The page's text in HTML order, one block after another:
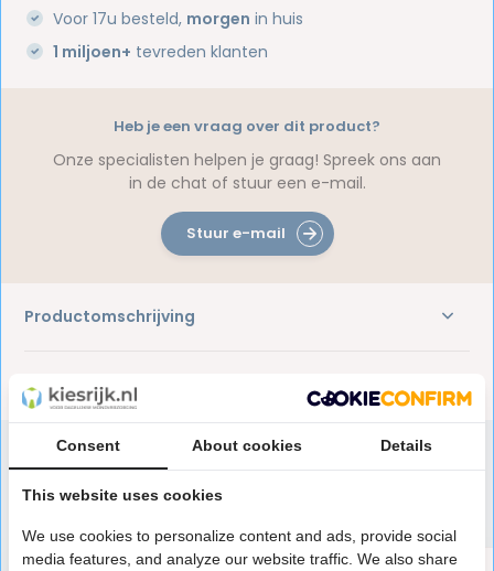
Voor 17u besteld, morgen in huis
1 miljoen+ tevreden klanten
Productomschrijving
Reviews
Heb je een vraag over dit product?
Onze specialisten helpen je graag! Spreek ons aan
in de chat of stuur een e-mail.
Stuur e-mail
Speciaal aanbevolen voor jou
Consent About cookies Details
This website uses cookies
We use cookies to personalize content and ads, provide social
media features, and analyze our website traffic. We also share